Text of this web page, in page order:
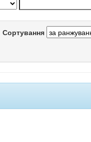
Сортування